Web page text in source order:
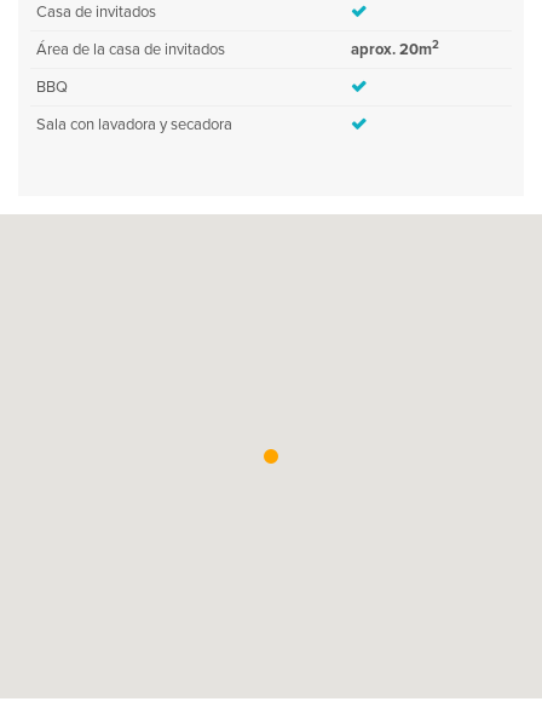
Casa de invitados
Área de la casa de invitados
aprox. 20m2
BBQ
Sala con lavadora y secadora